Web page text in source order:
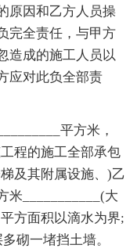
原因和乙方人员操
完全责任，与甲方
造成的施工人员以
应对此负全部责
平方米，
程的施工全部承包
及其附属设施、)乙
米___________(大
方面积以滴水为界;
砌一堵挡土墙。